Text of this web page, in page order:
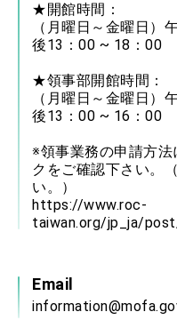
★開館時間：
（月曜日～金曜日）
後13：00 ~ 18：00
★領事部開館時間：
（月曜日～金曜日）
後13：00 ~ 16：00
※領事業務の申請方
クをご確認下さい。
い。）
https://www.roc-
taiwan.org/jp_ja/
Email